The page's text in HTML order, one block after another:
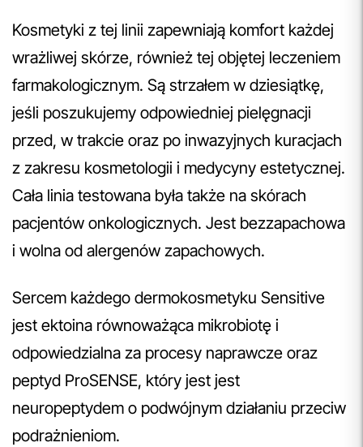
Kosmetyki z tej linii zapewniają komfort każdej
wrażliwej skórze, również tej objętej leczeniem
farmakologicznym. Są strzałem w dziesiątkę,
jeśli poszukujemy odpowiedniej pielęgnacji
przed, w trakcie oraz po inwazyjnych kuracjach
z zakresu kosmetologii i medycyny estetycznej.
Cała linia testowana była także na skórach
pacjentów onkologicznych. Jest bezzapachowa
i wolna od alergenów zapachowych.
Sercem każdego dermokosmetyku Sensitive
jest ektoina równoważąca mikrobiotę i
odpowiedzialna za procesy naprawcze oraz
peptyd ProSENSE, który jest jest
neuropeptydem o podwójnym działaniu przeciw
podrażnieniom.